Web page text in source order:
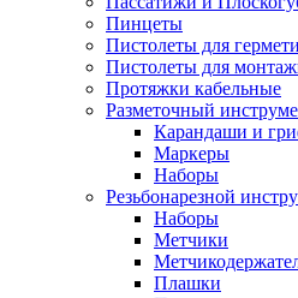
Пинцеты
Пистолеты для
Пистолеты для
Протяжки кабельные
Разметочный
Карандаши и
Маркеры
Наборы
Резьбонарезной
Наборы
Метчики
Плашки